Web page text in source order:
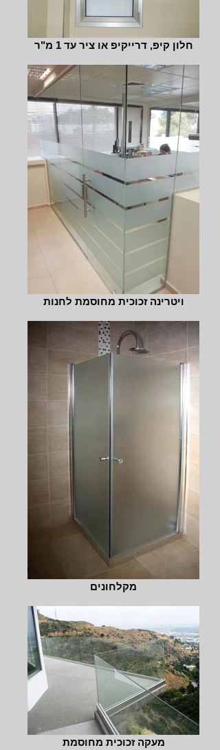
חלון קיפ, דרייקיפ או ציר עד 1 מ"ר
ויטרינה זכוכית מחוסמת לחנות
מקלחונים
מעקה זכוכית מחוסמת